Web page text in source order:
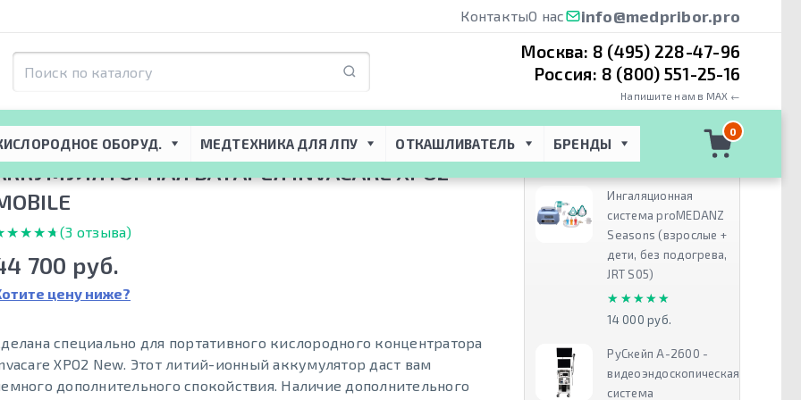
КонтактыО нас info@medpribor.pro
Москва: 8 (495) 228-47-96
Россия: 8 (800) 551-25-16
Напишите нам в MAX ←
ОБОРУД. МЕДТЕХНИКА ДЛЯ ЛПУ ОТКАШЛИВАТЕЛЬ БРЕНДЫ
0
БАТАРЕЯ INVACARE XPO2
(3 отзыва)
700 руб.
цену ниже?
специально для портативного кислородного концентратора
XPO2 New. Этот литий-ионный аккумулятор даст вам
дополнительного спокойствия. Наличие дополнительного
Рекомендуем
Ингаляционная
система proMEDANZ
Seasons (взрослые +
дети, без подогрева,
JRT S05)
★★★★★
★★★★★
14 000 руб.
РуСкейп А-2600 -
видеоэндоскопическая
система